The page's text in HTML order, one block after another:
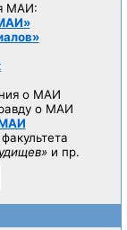
МАИ:
о МАИ
о МАИ
и пр.